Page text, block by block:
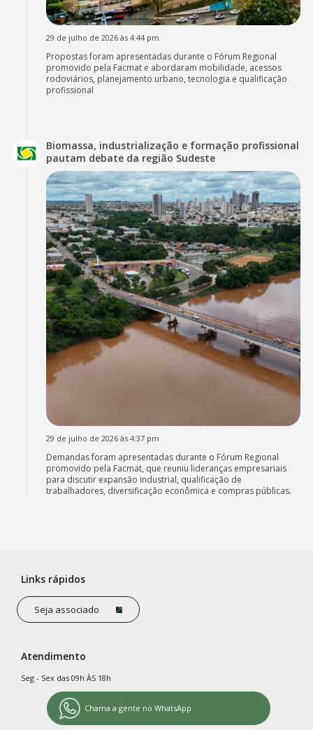
29 de julho de 2026 às 4:44 pm
Propostas foram apresentadas durante o Fórum Regional
promovido pela Facmat e abordaram mobilidade, acessos
rodoviários, planejamento urbano, tecnologia e qualificação
profissional
Biomassa, industrialização e formação profissional
pautam debate da região Sudeste
29 de julho de 2026 às 4:37 pm
Demandas foram apresentadas durante o Fórum Regional
promovido pela Facmat, que reuniu lideranças empresariais
para discutir expansão industrial, qualificação de
trabalhadores, diversificação econômica e compras públicas.
Links rápidos
Seja associado
Atendimento
Seg - Sex das 09h ÀS 18h
Chama a gente no WhatsApp